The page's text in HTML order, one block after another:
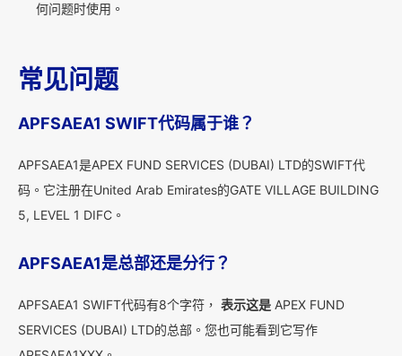
何问题时使用。
常见问题
APFSAEA1 SWIFT代码属于谁？
APFSAEA1是APEX FUND SERVICES (DUBAI) LTD的SWIFT代
码。它注册在United Arab Emirates的GATE VILLAGE BUILDING
5, LEVEL 1 DIFC。
APFSAEA1是总部还是分行？
APFSAEA1 SWIFT代码有8个字符， 表示这是 APEX FUND
SERVICES (DUBAI) LTD的总部。您也可能看到它写作